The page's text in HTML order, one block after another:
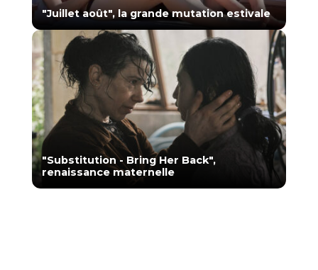
"Juillet août", la grande mutation estivale
"Substitution - Bring Her Back",
renaissance maternelle